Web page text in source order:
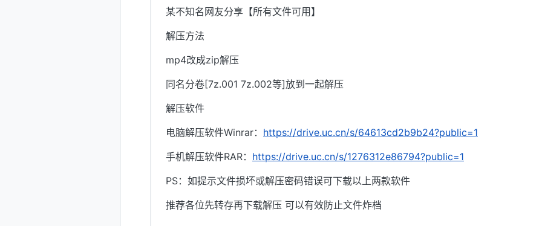
某不知名网友分享【所有文件可用】
解压方法
mp4改成zip解压
同名分卷[7z.001 7z.002等]放到一起解压
解压软件
电脑解压软件Winrar： https://drive.uc.cn/s/64613cd2b9b24?public=1
手机解压软件RAR： https://drive.uc.cn/s/1276312e86794?public=1
PS：如提示文件损坏或解压密码错误可下载以上两款软件
推荐各位先转存再下载解压 可以有效防止文件炸档